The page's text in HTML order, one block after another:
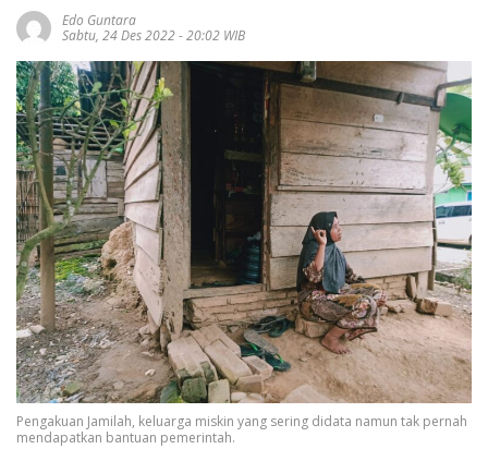
Edo Guntara
Sabtu, 24 Des 2022 - 20:02 WIB
Pengakuan Jamilah, keluarga miskin yang sering didata namun tak pernah
mendapatkan bantuan pemerintah.